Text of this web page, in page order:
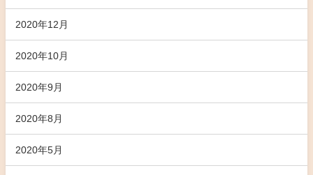
2020年12月
2020年10月
2020年9月
2020年8月
2020年5月